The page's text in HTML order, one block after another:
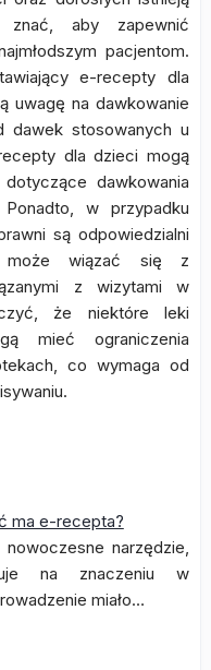
aby zapewnić
pacjentom.
e-recepty dla
uwagę na dawkowanie
stosowanych u
dla dzieci mogą
dawkowania
w przypadku
są odpowiedzialni
może wiązać się z
z wizytami w
że niektóre leki
mieć ograniczenia
co wymaga od
ma e-recepta?
narzędzie,
na znaczeniu w
miało…